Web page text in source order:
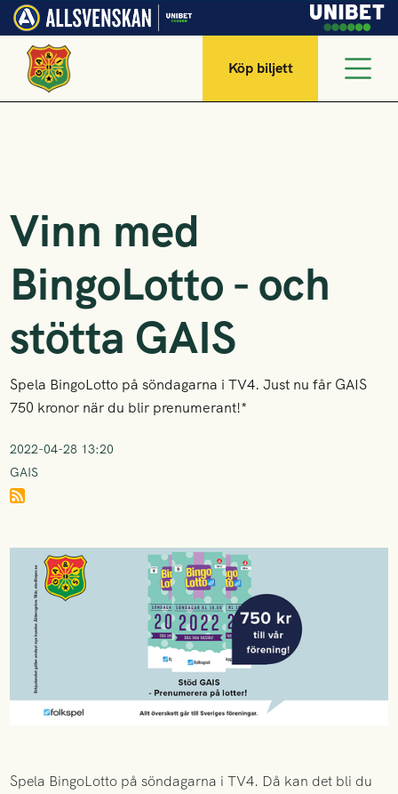
Köp biljett
Vinn med
BingoLotto - och
stötta GAIS
Spela BingoLotto på söndagarna i TV4. Just nu får GAIS
750 kronor när du blir prenumerant!*
2022-04-28 13:20
GAIS
Spela BingoLotto på söndagarna i TV4. Då kan det bli du